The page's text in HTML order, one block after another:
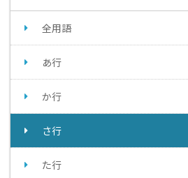
全用語
あ行
か行
さ行
た行